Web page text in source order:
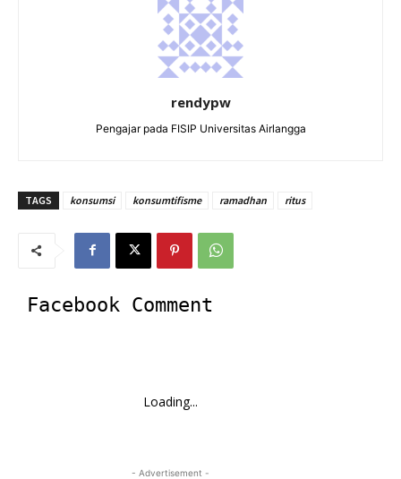
rendypw
Pengajar pada FISIP Universitas Airlangga
TAGS konsumsi konsumtifisme ramadhan ritus
Facebook Comment
Loading...
- Advertisement -